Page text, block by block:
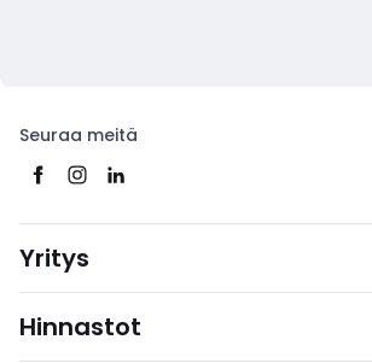
Seuraa meitä
Yritys
Hinnastot